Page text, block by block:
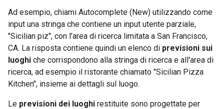
Ad esempio, chiami Autocomplete (New) utilizzando come
input una stringa che contiene un input utente parziale,
"Sicilian piz", con l'area di ricerca limitata a San Francisco,
CA. La risposta contiene quindi un elenco di previsioni sui
luoghi che corrispondono alla stringa di ricerca e all'area di
ricerca, ad esempio il ristorante chiamato "Sicilian Pizza
Kitchen", insieme ai dettagli sul luogo.
Le previsioni dei luoghi restituite sono progettate per